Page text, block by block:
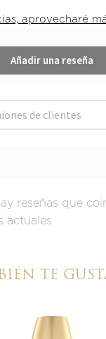
Añadir una reseña
reseñas que
actuales
TE
aprovecharé